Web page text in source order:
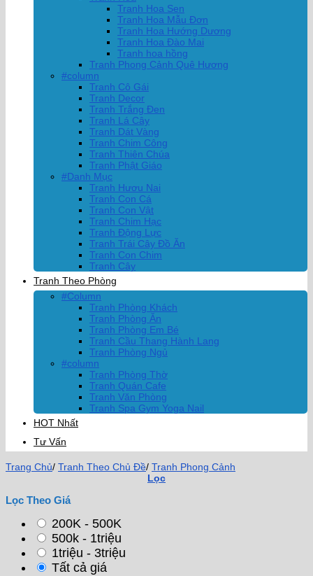
Tranh Hoa Sen
Tranh Hoa Mẫu Đơn
Tranh Hoa Hướng Dương
Tranh Hoa Đào Mai
Tranh hoa hồng
Tranh Phong Cảnh Quê Hương
#column
Tranh Cô Gái
Tranh Decor
Tranh Trắng Đen
Tranh Lá Cây
Tranh Dát Vàng
Tranh Chim Công
Tranh Thiên Chúa
Tranh Phật Giáo
#Danh Mục
Tranh Hươu Nai
Tranh Con Cá
Tranh Con Vật
Tranh Chim Hạc
Tranh Động Lực
Tranh Trái Cây Đồ Ăn
Tranh Con Chim
Tranh Cây
Tranh Theo Phòng
#Column
Tranh Phòng Khách
Tranh Phòng Ăn
Tranh Phòng Em Bé
Tranh Cầu Thang Hành Lang
Tranh Phòng Ngủ
#column
Tranh Phòng Thờ
Tranh Quán Cafe
Tranh Văn Phòng
Tranh Spa Gym Yoga Nail
HOT Nhất
Tư Vấn
Trang Chủ/ Tranh Theo Chủ Đề/ Tranh Phong Cảnh
Lọc
Lọc Theo Giá
200K - 500K
500k - 1triệu
1triệu - 3triệu
Tất cả giá